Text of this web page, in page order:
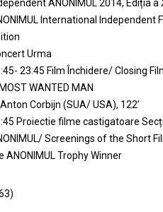
ANONIMUL 2014, Ediția
International Independent
Urma
23:45 Film Închidere/ Closing
WANTED MAN
Corbijn (SUA/ USA), 122’
Proiectie filme castigatoare
Screenings of the Short
ANONIMUL Trophy Winner